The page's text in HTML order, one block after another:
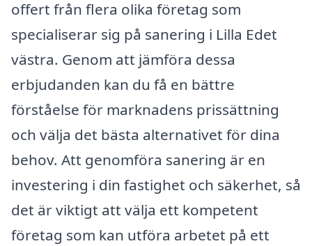
offert från flera olika företag som
specialiserar sig på sanering i Lilla Edet
västra. Genom att jämföra dessa
erbjudanden kan du få en bättre
förståelse för marknadens prissättning
och välja det bästa alternativet för dina
behov. Att genomföra sanering är en
investering i din fastighet och säkerhet, så
det är viktigt att välja ett kompetent
företag som kan utföra arbetet på ett